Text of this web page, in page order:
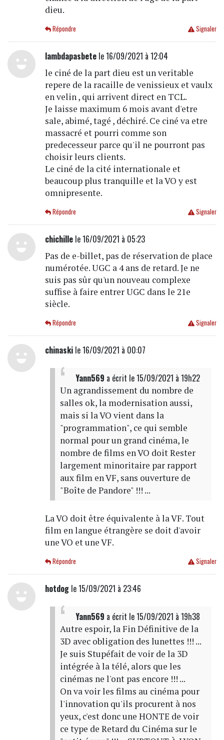
dieu.
Signaler
Répondre
lambdapasbetele 16/09/2021 à 12:04
le ciné de la part dieu est un veritable
repere de la racaille de venissieux et vaulx
en velin , qui arrivent direct en TCL.
Je laisse maximum 6 mois avant d'etre
sale, abimé, tagé , déchiré. Ce ciné va etre
massacré et pourri comme son
predecesseur parce qu'il ne pourront pas
choisir leurs clients.
Le ciné de la cité internationale et
beaucoup plus tranquille et la VO y est
omnipresente.
Signaler
Répondre
chichillele 16/09/2021 à 05:23
Pas de e-billet, pas de réservation de place
numérotée. UGC a 4 ans de retard. Je ne
suis pas sûr qu'un nouveau complexe
suffise à faire entrer UGC dans le 21e
siècle.
Signaler
Répondre
chinaskile 16/09/2021 à 00:07
Yann569 a écrit le 15/09/2021 à 19h22
Un agrandissement du nombre de
salles ok, la modernisation aussi,
mais si la VO vient dans la
"programmation", ce qui semble
normal pour un grand cinéma, le
nombre de films en VO doit Rester
largement minoritaire par rapport
aux film en VF, sans ouverture de
"Boîte de Pandore" !!! ...
La VO doit être équivalente à la VF. Tout
film en langue étrangère se doit d'avoir
une VO et une VF.
Signaler
Répondre
hotdogle 15/09/2021 à 23:46
Yann569 a écrit le 15/09/2021 à 19h38
Autre espoir, la Fin Définitive de la
3D avec obligation des lunettes !!! ...
Je suis Stupéfait de voir de la 3D
intégrée à la télé, alors que les
cinémas ne l'ont pas encore !!! ...
On va voir les films au cinéma pour
l'innovation qu'ils procurent à nos
yeux, c'est donc une HONTE de voir
ce type de Retard du Cinéma sur le